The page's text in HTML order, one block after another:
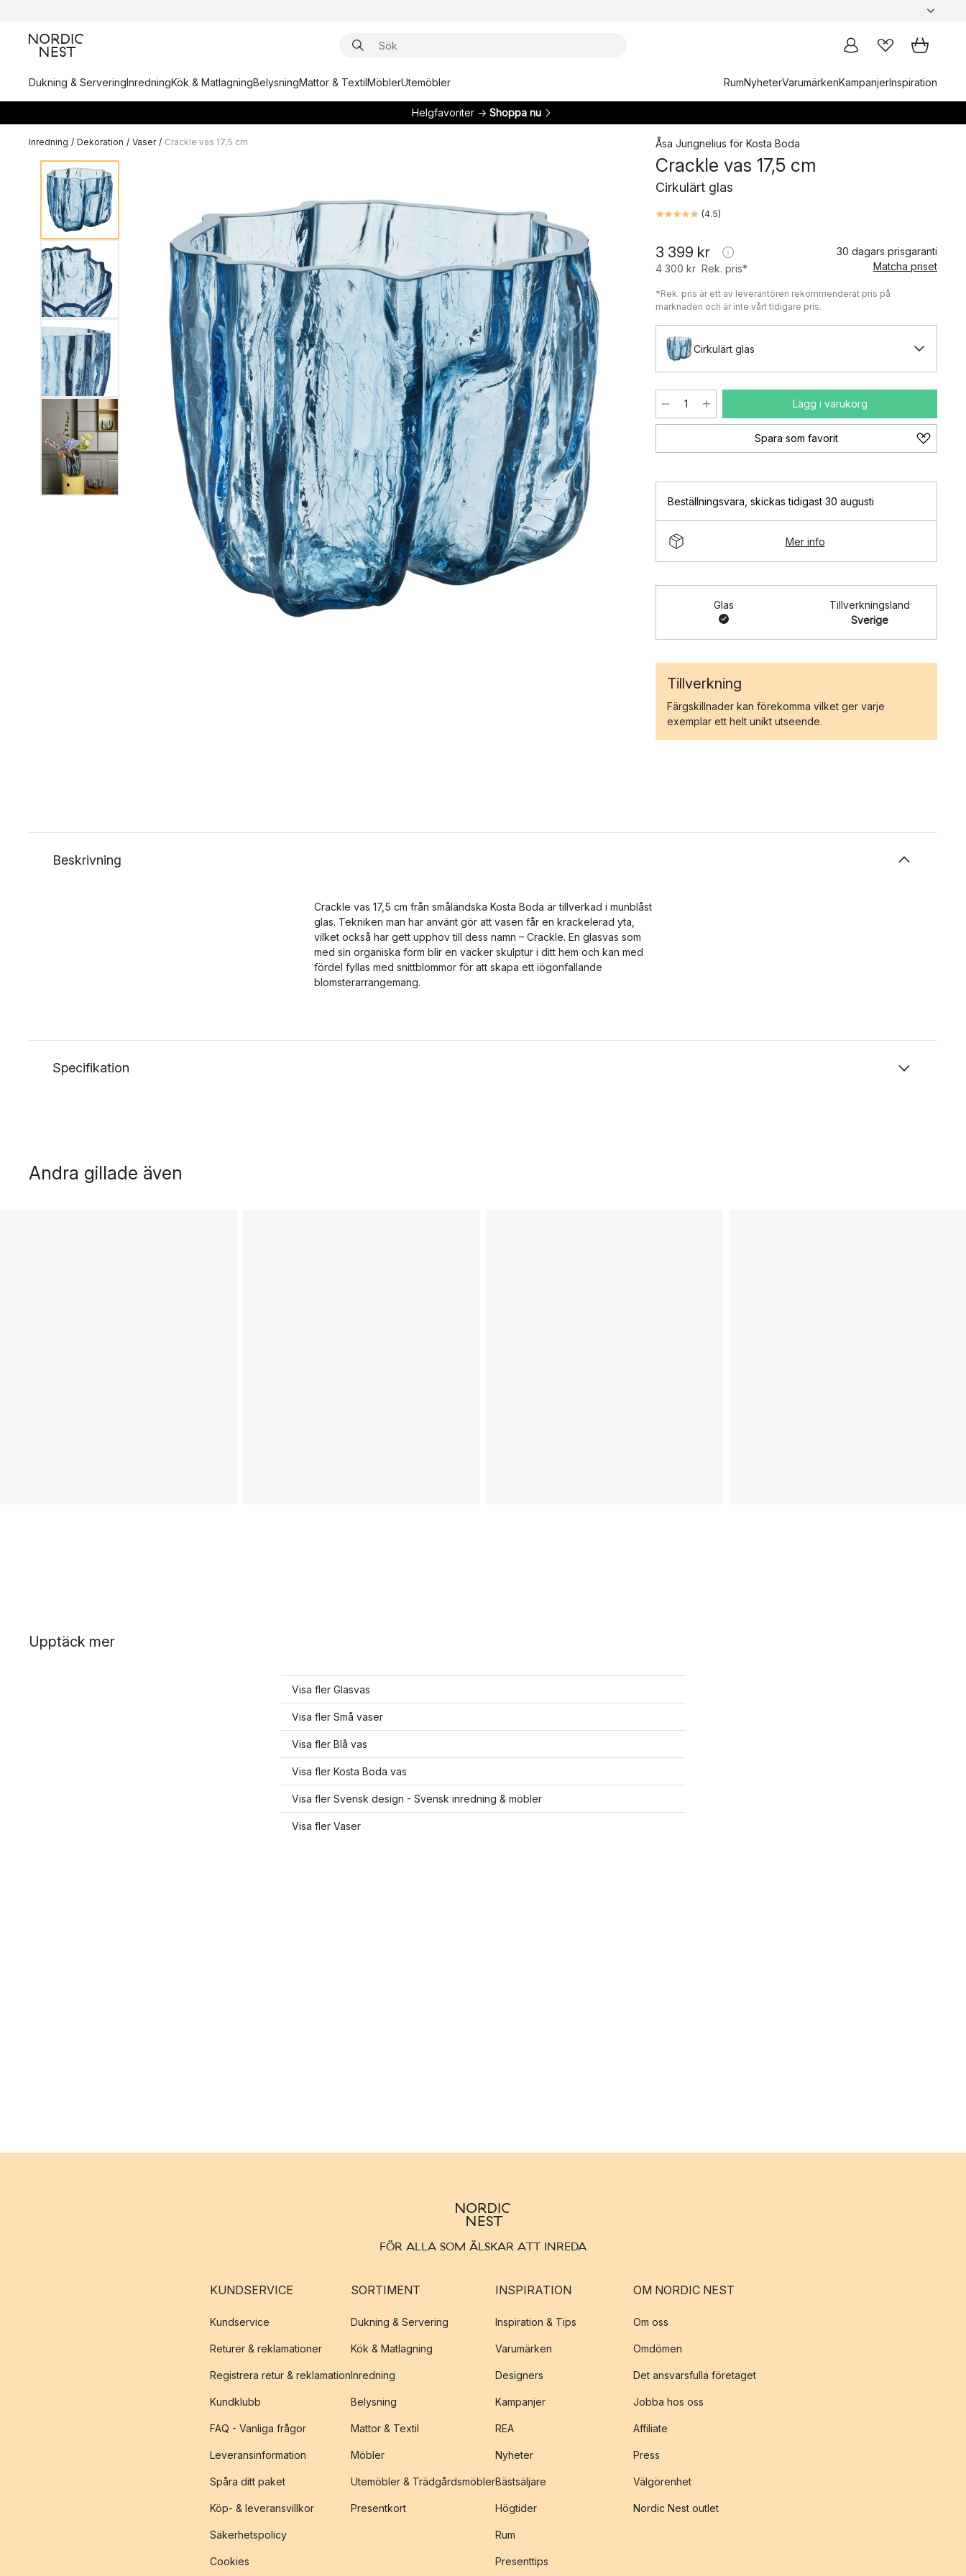
Dukning & ServeringInredningKök & MatlagningBelysningMattor & TextilMöblerUtemöbler RumNyheterVarumärkenKampanjerInspiration
Helgfavoriter → Shoppa nu
Inredning / Dekoration / Vaser / Crackle vas 17,5 cm Åsa Jungnelius för Kosta Boda
Crackle vas 17,5 cm
Cirkulärt glas
(4.5)
3 399 kr
4 300 kr Rek. pris*
30 dagars prisgaranti
Matcha priset
*Rek. pris är ett av leverantören rekommenderat pris på
marknaden och är inte vårt tidigare pris.
Cirkulärt glas
Lägg i varukorg
Spara som favorit
Beställningsvara skickas tidigast 30 augusti
Mer info
Glas
Tillverkningsland
Sverige
Tillverkning
Färgskillnader kan förekomma vilket ger varje
exemplar ett helt unikt utseende.
Beskrivning
Crackle vas 17,5 cm från småländska Kosta Boda är tillverkad i munblåst
glas. Tekniken man har använt gör att vasen får en krackelerad yta,
vilket också har gett upphov till dess namn – Crackle. En glasvas som
med sin organiska form blir en vacker skulptur i ditt hem och kan med
fördel fyllas med snittblommor för att skapa ett iögonfallande
blomsterarrangemang.
Specifikation
Andra gillade även
Upptäck mer
Visa fler Glasvas
Visa fler Små vaser
Visa fler Blå vas
Visa fler Kosta Boda vas
Visa fler Svensk design - Svensk inredning & möbler
Visa fler Vaser
FÖR ALLA SOM ÄLSKAR ATT INREDA
KUNDSERVICE
Kundservice
Returer & reklamationer
Registrera retur & reklamation
Kundklubb
FAQ - Vanliga frågor
Leveransinformation
Spåra ditt paket
Köp- & leveransvillkor
Säkerhetspolicy
Cookies
SORTIMENT
Dukning & Servering
Kök & Matlagning
Inredning
Belysning
Mattor & Textil
Möbler
Utemöbler & Trädgårdsmöbler
Presentkort
INSPIRATION
Inspiration & Tips
Varumärken
Designers
Kampanjer
REA
Nyheter
Bästsäljare
Högtider
Rum
Presenttips
OM NORDIC NEST
Om oss
Omdömen
Det ansvarsfulla företaget
Jobba hos oss
Affiliate
Press
Välgörenhet
Nordic Nest outlet